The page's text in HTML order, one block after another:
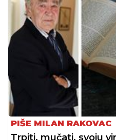
PIŠE MILAN RAKOVAC
Trpiti, mučati, svoju